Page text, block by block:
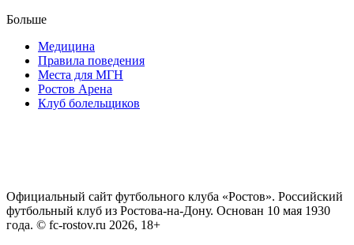
Больше
Медицина
Правила поведения
Места для МГН
Ростов Арена
Клуб болельщиков
Официальный сайт футбольного клуба «Ростов». Российский
футбольный клуб из Ростова-на-Дону. Основан 10 мая 1930
года. © fc-rostov.ru 2026, 18+